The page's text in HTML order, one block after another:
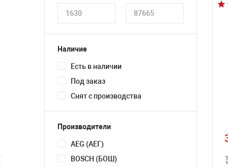
Наличие
Есть в наличии
Под заказ
Снят с производства
Производители
AEG (АЕГ)
BOSCH (БОШ)